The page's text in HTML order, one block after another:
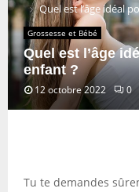
Quel est l’âge idéal
Grossesse et Bébé
Quel est l’âge
enfant ?
12 octobre 2022 0
Tu te demandes